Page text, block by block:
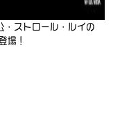
・ストロール・ルイの
場！